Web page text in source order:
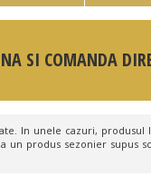
SI COMANDA
In unele cazuri,
produs sezonier supus